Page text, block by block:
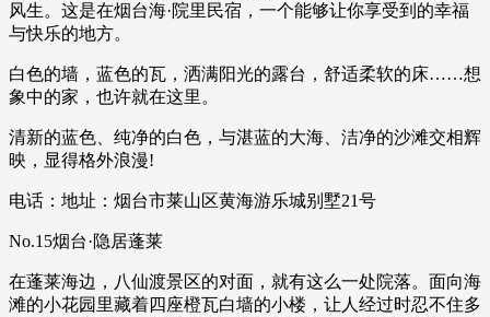
风生。这是在烟台海·院里民宿，一个能够让你享受到的幸福
与快乐的地方。
白色的墙，蓝色的瓦，洒满阳光的露台，舒适柔软的床……想
象中的家，也许就在这里。
清新的蓝色、纯净的白色，与湛蓝的大海、洁净的沙滩交相辉
映，显得格外浪漫!
电话：地址：烟台市莱山区黄海游乐城别墅21号
No.15烟台·隐居蓬莱
在蓬莱海边，八仙渡景区的对面，就有这么一处院落。面向海
滩的小花园里藏着四座橙瓦白墙的小楼，让人经过时忍不住多